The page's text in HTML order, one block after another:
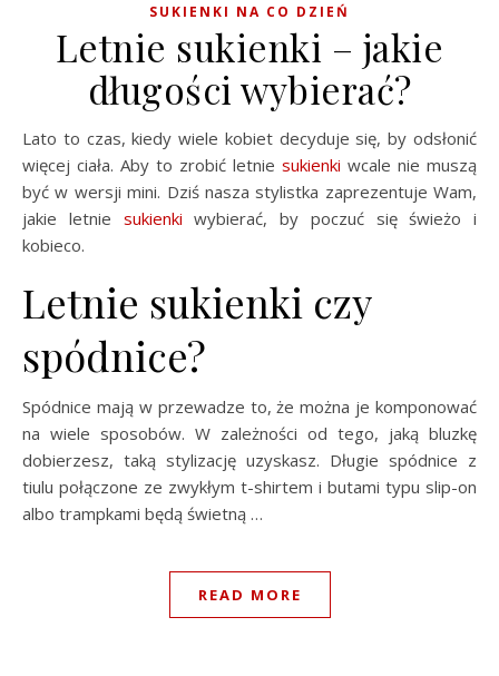
SUKIENKI NA CO DZIEŃ
Letnie sukienki – jakie
długości wybierać?
Lato to czas, kiedy wiele kobiet decyduje się, by odsłonić
więcej ciała. Aby to zrobić letnie sukienki wcale nie muszą
być w wersji mini. Dziś nasza stylistka zaprezentuje Wam,
jakie letnie sukienki wybierać, by poczuć się świeżo i
kobieco.
Letnie sukienki czy
spódnice?
Spódnice mają w przewadze to, że można je komponować
na wiele sposobów. W zależności od tego, jaką bluzkę
dobierzesz, taką stylizację uzyskasz. Długie spódnice z
tiulu połączone ze zwykłym t-shirtem i butami typu slip-on
albo trampkami będą świetną …
READ MORE